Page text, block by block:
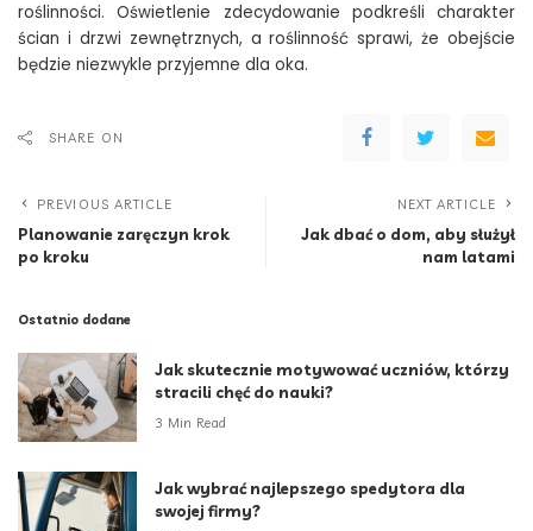
roślinności. Oświetlenie zdecydowanie podkreśli charakter
ścian i drzwi zewnętrznych, a roślinność sprawi, że obejście
będzie niezwykle przyjemne dla oka.
SHARE ON
PREVIOUS ARTICLE
Planowanie zaręczyn krok
po kroku
NEXT ARTICLE
Jak dbać o dom, aby służył
nam latami
Ostatnio dodane
Jak skutecznie motywować uczniów, którzy
stracili chęć do nauki?
3 Min Read
Jak wybrać najlepszego spedytora dla
swojej firmy?